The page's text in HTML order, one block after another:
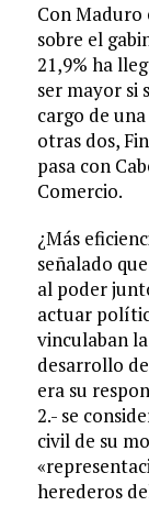
Con
sobre el
21,9% ha
ser mayor si
cargo de
otras dos,
pasa con
Comercio.
¿Más
señalado
al poder
actuar
vinculaban
desarrollo
era su
2.- se
civil de su
herederos